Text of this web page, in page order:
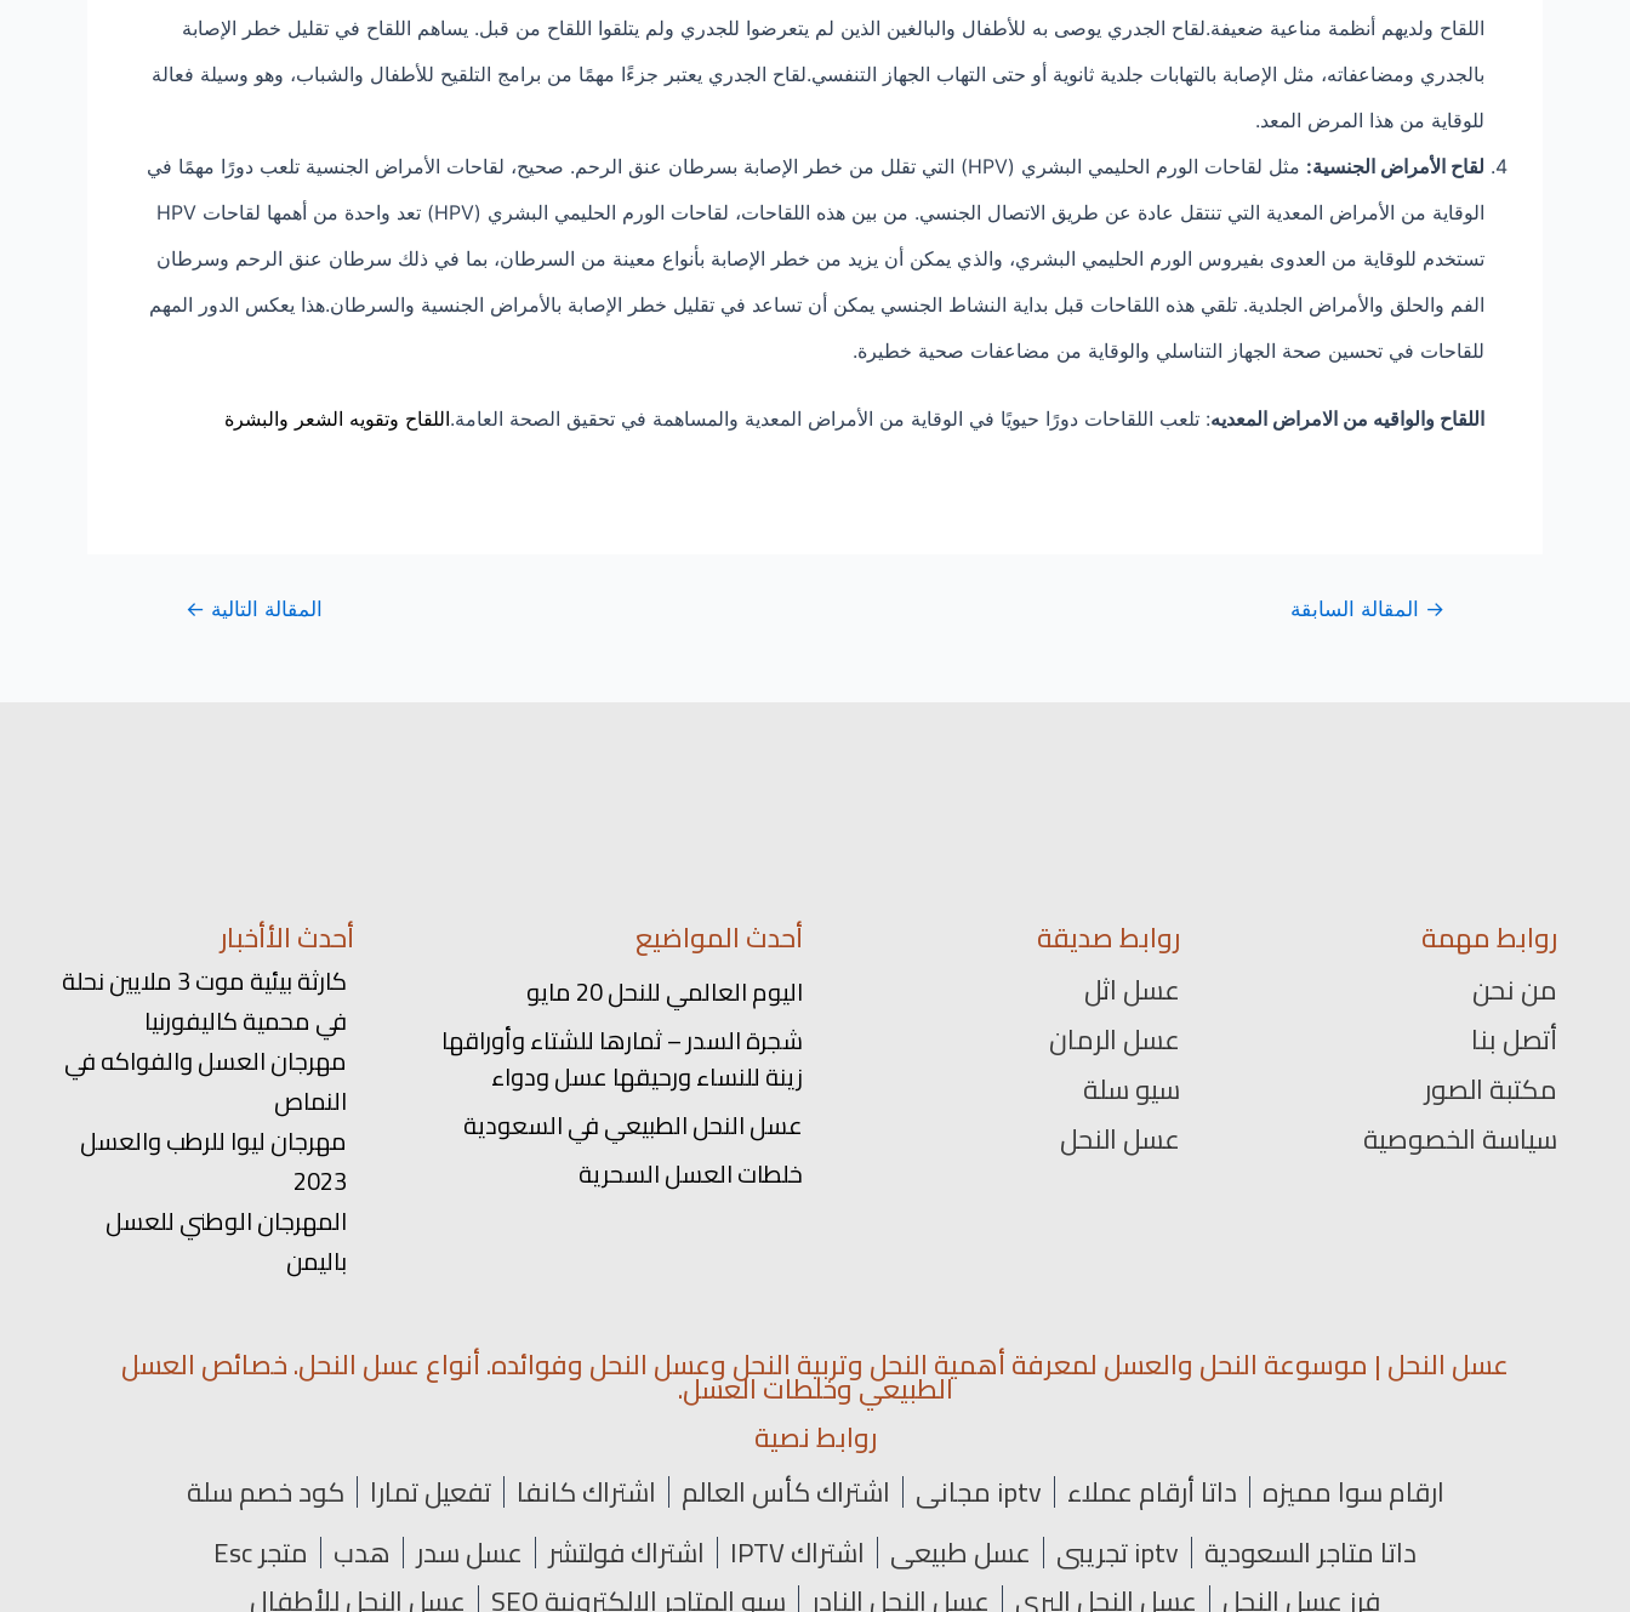
اللقاح ولديهم أنظمة مناعية ضعيفة.لقاح الجدري يوصى به للأطفال والبالغين الذين لم يتعرضوا للجدري ولم يتلقوا اللقاح من قبل. يساهم اللقاح في تقليل خطر الإصابة
بالجدري ومضاعفاته، مثل الإصابة بالتهابات جلدية ثانوية أو حتى التهاب الجهاز التنفسي.لقاح الجدري يعتبر جزءًا مهمًا من برامج التلقيح للأطفال والشباب، وهو وسيلة فعالة
للوقاية من هذا المرض المعد.
لقاح الأمراض الجنسية:
مثل لقاحات الورم الحليمي البشري (HPV) التي تقلل من خطر الإصابة بسرطان عنق الرحم. صحيح، لقاحات الأمراض الجنسية تلعب دورًا مهمًا في
الوقاية من الأمراض المعدية التي تنتقل عادة عن طريق الاتصال الجنسي. من بين هذه اللقاحات، لقاحات الورم الحليمي البشري (HPV) تعد واحدة من أهمها لقاحات HPV
تستخدم للوقاية من العدوى بفيروس الورم الحليمي البشري، والذي يمكن أن يزيد من خطر الإصابة بأنواع معينة من السرطان، بما في ذلك سرطان عنق الرحم وسرطان
الفم والحلق والأمراض الجلدية. تلقي هذه اللقاحات قبل بداية النشاط الجنسي يمكن أن تساعد في تقليل خطر الإصابة بالأمراض الجنسية والسرطان.هذا يعكس الدور المهم
للقاحات في تحسين صحة الجهاز التناسلي والوقاية من مضاعفات صحية خطيرة.
اللقاح والواقيه من الامراض المعديه: تلعب اللقاحات دورًا حيويًا في الوقاية من الأمراض المعدية والمساهمة في تحقيق الصحة العامة.اللقاح وتقويه الشعر والبشرة
→ المقالة السابقة المقالة التالية ←
روابط مهمة
من نحن
أتصل بنا
مكتبة الصور
سياسة الخصوصية
روابط صديقة
عسل اثل
عسل الرمان
سيو سلة
عسل النحل
أحدث المواضيع
اليوم العالمي للنحل 20 مايو
شجرة السدر – ثمارها للشتاء وأوراقها
زينة للنساء ورحيقها عسل ودواء
عسل النحل الطبيعي في السعودية
خلطات العسل السحرية
أحدث الأأخبار
كارثة بيئية موت 3 ملايين نحلة
في محمية كاليفورنيا
مهرجان العسل والفواكه في
النماص
مهرجان ليوا للرطب والعسل
2023
المهرجان الوطني للعسل
باليمن
عسل النحل | موسوعة النحل والعسل لمعرفة أهمية النحل وتربية النحل وعسل النحل وفوائده. أنواع عسل النحل. خصائص العسل
الطبيعي وخلطات العسل.
روابط نصية
ارقام سوا مميزه داتا أرقام عملاء iptv مجاني اشتراك كأس العالم اشتراك كانفا تفعيل تمارا كود خصم سلة
داتا متاجر السعودية iptv تجريبي عسل طبيعي اشتراك IPTV اشتراك فولتشر عسل سدر هدب متجر Esc
فرز عسل النحل عسل النحل البري عسل النحل النادر سيو المتاجر الإلكترونية SEO عسل النحل للأطفال